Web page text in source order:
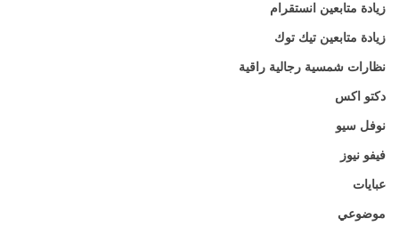
زيادة متابعين انستقرام
زيادة متابعين تيك توك
نظارات شمسية رجالية راقية
دكتو اكس
نوفل سيو
فيفو نيوز
عبايات
موضوعي